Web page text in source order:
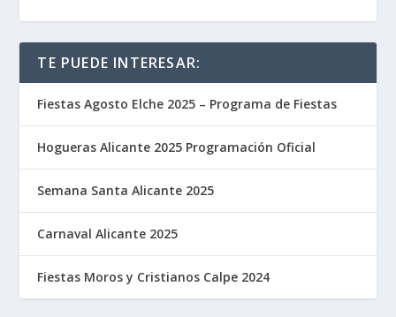
TE PUEDE INTERESAR:
Fiestas Agosto Elche 2025 – Programa de Fiestas
Hogueras Alicante 2025 Programación Oficial
Semana Santa Alicante 2025
Carnaval Alicante 2025
Fiestas Moros y Cristianos Calpe 2024